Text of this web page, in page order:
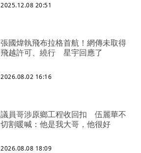
2025.12.08 20:51
張國煒執飛布拉格首航！網傳未取得
飛越許可、繞行 星宇回應了
2026.08.02 16:16
議員哥涉原鄉工程收回扣 伍麗華不
切割暖喊：他是我大哥，他很好
2026.08.08 18:09